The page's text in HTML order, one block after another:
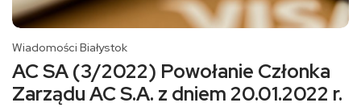
Wiadomości Białystok
AC SA (3/2022) Powołanie Członka
Zarządu AC S.A. z dniem 20.01.2022 r.